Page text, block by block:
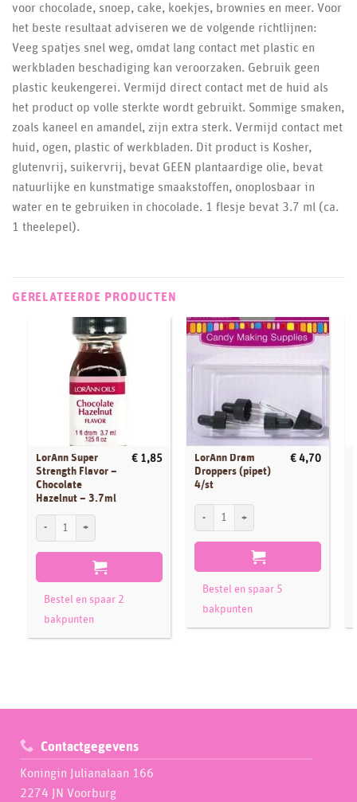
voor chocolade, snoep, cake, koekjes, brownies en meer. Voor
het beste resultaat adviseren we de volgende richtlijnen:
Veeg spatjes snel weg, omdat lang contact met plastic en
werkbladen beschadiging kan veroorzaken. Gebruik geen
plastic keukengerei. Vermijd direct contact met de huid als
het product op volle sterkte wordt gebruikt. Sommige smaken,
zoals kaneel en amandel, zijn extra sterk. Vermijd contact met
huid, ogen, plastic of werkbladen. Dit product is Kosher,
glutenvrij, suikervrij, bevat GEEN plantaardige olie, bevat
natuurlijke en kunstmatige smaakstoffen, onoplosbaar in
water en te gebruiken in chocolade. 1 flesje bevat 3.7 ml (ca.
1 theelepel).
GERELATEERDE PRODUCTEN
LorAnn Super
Strength Flavor –
Chocolate
Hazelnut – 3.7ml
€ 1,85
LorAnn Super Strength Flavor - Chocolate Hazelnut - 3.7ml aantal
Bestel en spaar 2
bakpunten
LorAnn Dram
Droppers (pipet)
4/st
€ 4,70
LorAnn Dram Droppers (pipet) 4/st aantal
Bestel en spaar 5
bakpunten
Contactgegevens
Koningin Julianalaan 166
2274 JN Voorburg